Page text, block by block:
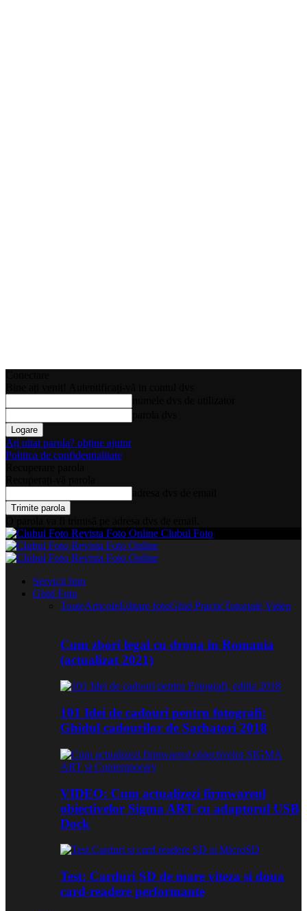
Ați uitat parola? obține ajutor
Politica de confidentialitate
Clubul Foto
Servicii foto
Ghid Foto
ToateArticoleEditare fotoGhid PracticTutoriale Video
Cum zbori legal cu drona in Romania
(actualizat 2021)
101 Idei de cadouri pentru fotografi:
Ghidul cadourilor de Sarbatori 2018
VIDEO: Cum actualizezi firmwareul
obiectivelor Sigma ART cu adaptorul USB
Dock
Test: Carduri SD de mare viteza si doua
card-readere performante